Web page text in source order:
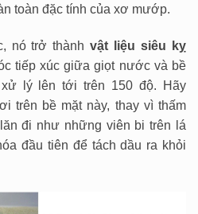
toàn đặc tính của xơ mướp.
nó trở thànhvật liệu siêu kỵ
tiếp xúc giữa giọt nước và bề
lý lên tới trên 150 độ. Hãy
trên bề mặt này, thay vì thấm
đi như những viên bi trên lá
đầu tiên để tách dầu ra khỏi